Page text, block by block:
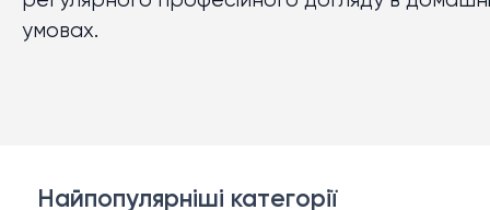
умовах.
Найпопулярніші категорії